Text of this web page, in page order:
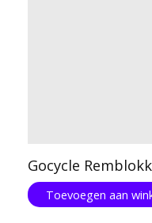
Gocycle
Toevoegen aan